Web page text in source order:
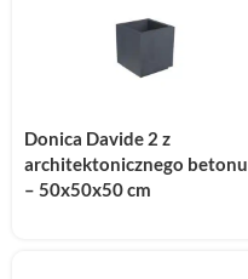
Donica Davide 2 z
architektonicznego betonu
– 50x50x50 cm